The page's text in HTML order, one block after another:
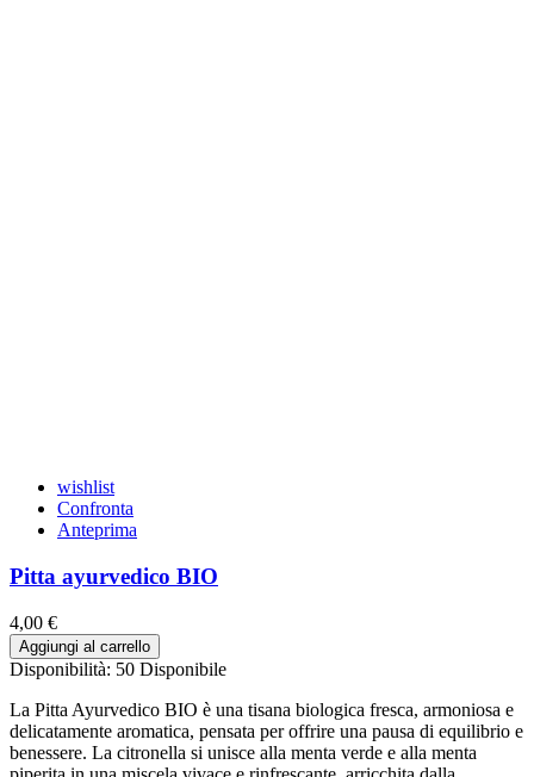
wishlist
Confronta
Anteprima
Pitta ayurvedico BIO
4,00 €
Aggiungi al carrello
Disponibilità: 50 Disponibile
La Pitta Ayurvedico BIO è una tisana biologica fresca, armoniosa e
delicatamente aromatica, pensata per offrire una pausa di equilibrio e
benessere. La citronella si unisce alla menta verde e alla menta